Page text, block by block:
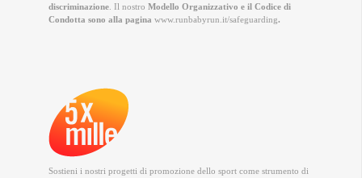
discriminazione . Il nostro Modello Organizzativo e il Codice di
Condotta sono alla pagina www.runbabyrun.it/safeguarding.
Sostieni i nostri progetti di promozione dello sport come strumento di